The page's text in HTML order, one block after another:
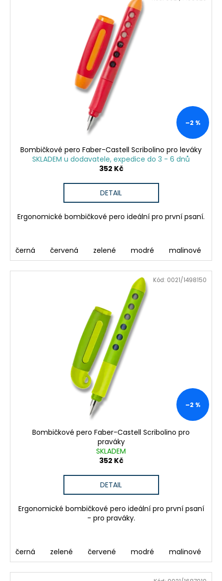
–2 %
Bombičkové pero Faber-Castell Scribolino pro leváky
SKLADEM u dodavatele, expedice do 3 - 6 dnů
352 Kč
DETAIL
Ergonomické bombičkové pero ideální pro první psaní.
černá červená zelené modré malinové
–2 %
Bombičkové pero Faber-Castell Scribolino pro
praváky
SKLADEM
352 Kč
DETAIL
Ergonomické bombičkové pero ideální pro první psaní
- pro praváky.
černá zelené červené modré malinové
Kód: 0021/1498150